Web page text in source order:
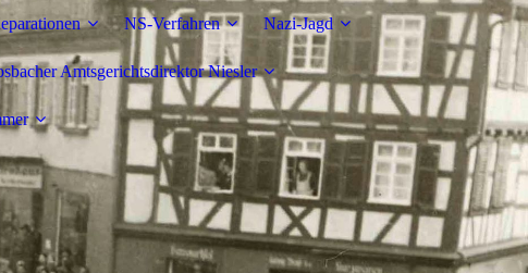
NS-Verfahren Nazi-Jagd
Amtsgerichtsdirektor Niesler